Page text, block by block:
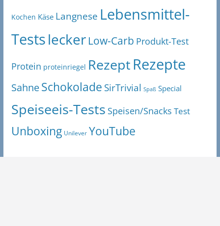
Kochen Käse Langnese Lebensmittel-
Testslecker Low-Carb Produkt-Test
Protein proteinriegel RezeptRezepte
SahneSchokolade SirTrivial Spaß Special
Speiseeis-Tests Speisen/Snacks Test
Unboxing Unilever YouTube